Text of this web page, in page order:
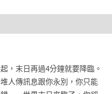
存者」還是「5 分鐘便當隊
用不上的）生存技巧
望人生有所成長的你
，末日再過4分鐘就要降臨。
人傳訊息跟你永別，你只能